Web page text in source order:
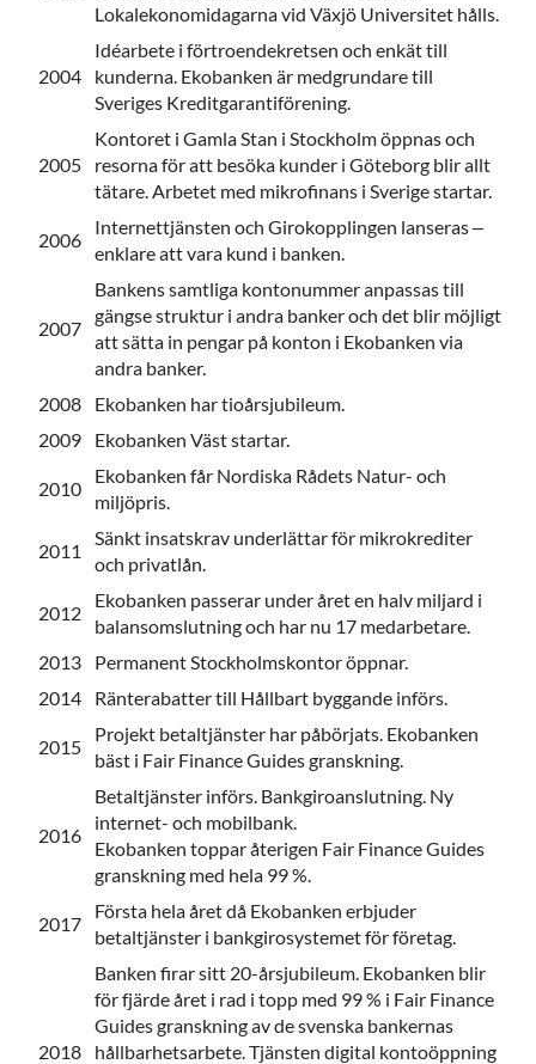
Lokalekonomidagarna vid Växjö Universitet hålls.
2004
Idéarbete i förtroendekretsen och enkät till
kunderna. Ekobanken är medgrundare till
Sveriges Kreditgarantiförening.
2005
Kontoret i Gamla Stan i Stockholm öppnas och
resorna för att besöka kunder i Göteborg blir allt
tätare. Arbetet med mikrofinans i Sverige startar.
2006
Internettjänsten och Girokopplingen lanseras –
enklare att vara kund i banken.
2007
Bankens samtliga kontonummer anpassas till
gängse struktur i andra banker och det blir möjligt
att sätta in pengar på konton i Ekobanken via
andra banker.
2008
Ekobanken har tioårsjubileum.
2009
Ekobanken Väst startar.
2010
Ekobanken får Nordiska Rådets Natur- och
miljöpris.
2011
Sänkt insatskrav underlättar för mikrokrediter
och privatlån.
2012
Ekobanken passerar under året en halv miljard i
balansomslutning och har nu 17 medarbetare.
2013
Permanent Stockholmskontor öppnar.
2014
Ränterabatter till Hållbart byggande införs.
2015
Projekt betaltjänster har påbörjats. Ekobanken
bäst i Fair Finance Guides granskning.
2016
Betaltjänster införs. Bankgiroanslutning. Ny
internet- och mobilbank.
Ekobanken toppar återigen Fair Finance Guides
granskning med hela 99 %.
2017
Första hela året då Ekobanken erbjuder
betaltjänster i bankgirosystemet för företag.
2018
Banken firar sitt 20-årsjubileum. Ekobanken blir
för fjärde året i rad i topp med 99 % i Fair Finance
Guides granskning av de svenska bankernas
hållbarhetsarbete. Tjänsten digital kontoöppning